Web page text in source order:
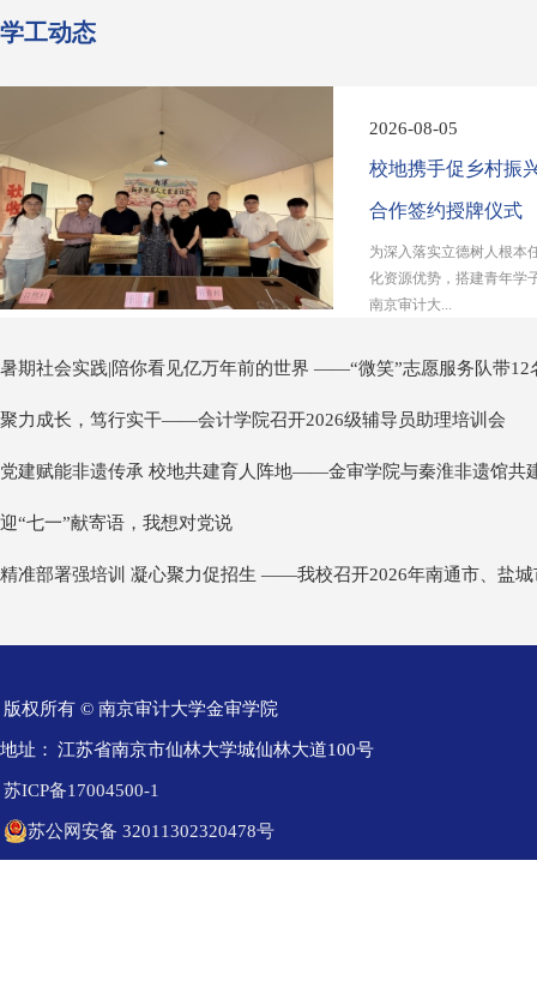
学工动态
2026-08-05
校地携手促乡村振
合作签约授牌仪式
为深入落实立德树人根本
化资源优势，搭建青年学
南京审计大...
暑期社会实践|陪你看见亿万年前的世界 ——“微笑”志愿服务队带12
聚力成长，笃行实干——会计学院召开2026级辅导员助理培训会
党建赋能非遗传承 校地共建育人阵地——金审学院与秦淮非遗馆共
迎“七一”献寄语，我想对党说
精准部署强培训 凝心聚力促招生 ——我校召开2026年南通市、盐
版权所有 © 南京审计大学金审学院
地址： 江苏省南京市仙林大学城仙林大道100号
苏ICP备17004500-1
苏公网安备 32011302320478号